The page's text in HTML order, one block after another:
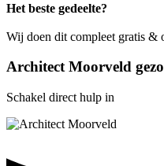
Het beste gedeelte?
Wij doen dit compleet gratis &
Architect Moorveld
Schakel direct hulp in